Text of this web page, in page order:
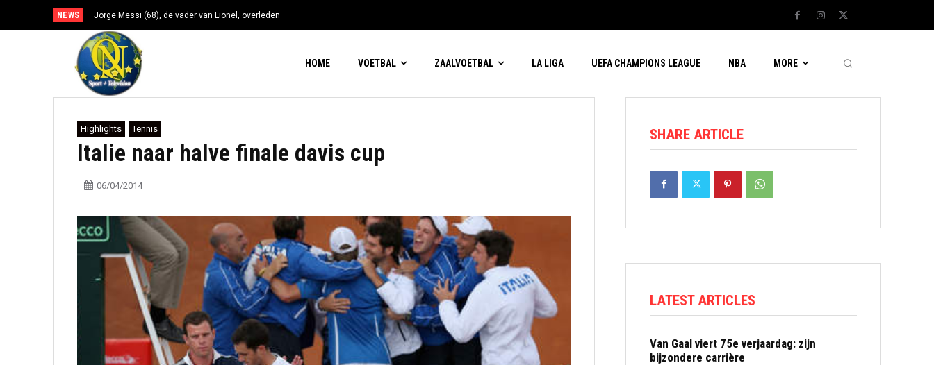
NEWS Jorge Messi (68), de vader van Lionel, overleden
HOME VOETBAL ZAALVOETBAL LA LIGA UEFA CHAMPIONS LEAGUE NBA MORE
Highlights Tennis
Italie naar halve finale davis cup
06/04/2014
SHARE ARTICLE
LATEST ARTICLES
Van Gaal viert 75e verjaardag: zijn
bijzondere carrière